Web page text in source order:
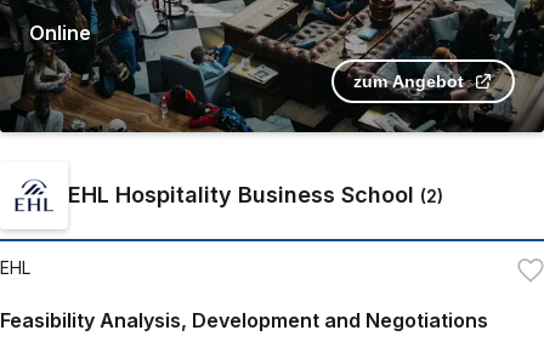
Online
zum Angebot
EHL Hospitality Business School (2)
EHL
Feasibility Analysis, Development and Negotiations